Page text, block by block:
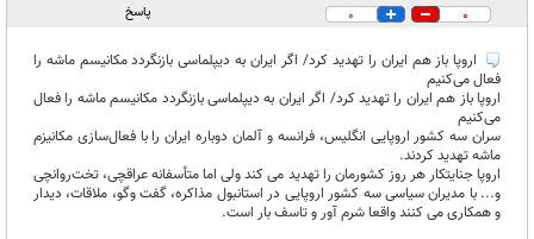
0
0 پاسخ
اروپا باز هم ایران را تهدید کرد/ اگر ایران به دیپلماسی بازنگردد مکانیسم ماشه را
فعال می‌کنیم
اروپا باز هم ایران را تهدید کرد/ اگر ایران به دیپلماسی بازنگردد مکانیسم ماشه را فعال
می‌کنیم
سران سه کشور اروپایی انگلیس، فرانسه و آلمان دوباره ایران را با فعال‌سازی مکانیزم
ماشه تهدید کردند.
اروپا جنایتکار هر روز کشورمان را تهدید می کند ولی اما متأسفانه عراقچی، تخت‌روانچی
و... با مدیران سیاسی سه کشور اروپایی در استانبول مذاکره، گفت وگو، ملاقات، دیدار
و همکاری می کنند واقعا شرم آور و تاسف بار است.